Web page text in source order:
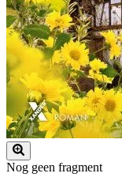
Nog geen fragment